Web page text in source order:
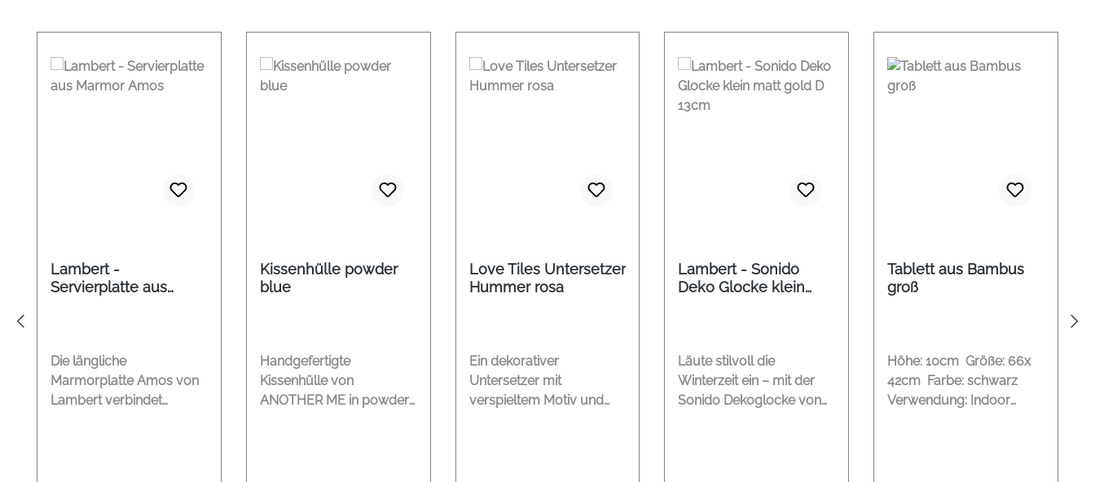
Lambert -
Servierplatte aus
Die längliche
Marmorplatte Amos von
Lambert verbindet
Kissenhülle powder
blue
Handgefertigte
Kissenhülle von
ANOTHER ME in powder
Love Tiles Untersetzer
Hummer rosa
Ein dekorativer
Untersetzer mit
verspieltem Motiv und
Lambert - Sonido
Deko Glocke klein
Läute stilvoll die
Winterzeit ein – mit der
Sonido Dekoglocke von
Tablett aus Bambus
groß
Höhe: 10cm Größe: 66x
42cm Farbe: schwarz
Verwendung: Indoor